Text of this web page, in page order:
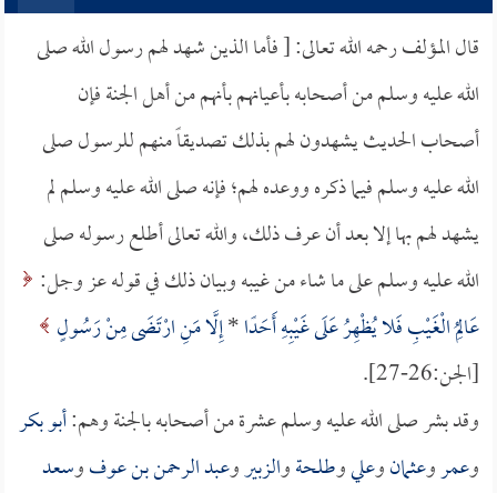
قال المؤلف رحمه الله تعالى: [ فأما الذين شهد لهم رسول الله صلى
الله عليه وسلم من أصحابه بأعيانهم بأنهم من أهل الجنة فإن
أصحاب الحديث يشهدون لهم بذلك تصديقاً منهم للرسول صلى
الله عليه وسلم فيما ذكره ووعده لهم؛ فإنه صلى الله عليه وسلم لم
يشهد لهم بها إلا بعد أن عرف ذلك، والله تعالى أطلع رسوله صلى
الله عليه وسلم على ما شاء من غيبه وبيان ذلك في قوله عز وجل:
عَالِمُ الْغَيْبِ فَلا يُظْهِرُ عَلَى غَيْبِهِ أَحَدًا*إِلَّا مَنِ ارْتَضَى مِنْ رَسُولٍ
[الجن:26-27].
وقد بشر صلى الله عليه وسلم عشرة من أصحابه بالجنة وهم:أبو بكر
وعمروعثمانوعليوطلحةوالزبيروعبد الرحمن بن عوفوسعد